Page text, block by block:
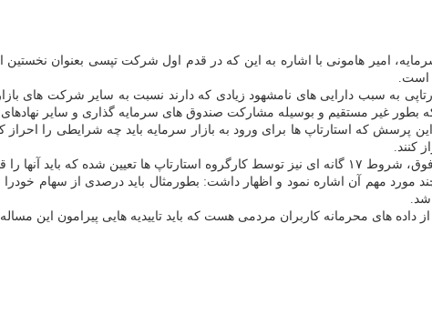
سرمایه، امیر هامونی با اشاره به این که در قدم اول شرکت تپسی بعنوان
است.
به سبب دارایی های نامشهود زیادی که دارند نسبت به سایر شرکت های
بطور غیر مستقیم و بوسیله مشارکت صندوق های سرمایه گذاری و سایر
پرسش که استارتاپ ها برای ورود به بازار سرمایه باید چه شرایطی را احراز
ورود به بازار سرمایه فراهم آورند.
این شروط ۱۷ گانه به چند مورد مهم آن اشاره نمود و اظهار داشت: بطورمثال باید
های محرمانه کاربران مردمی هست که باید تاییدیه هایی پیرامون این مساله